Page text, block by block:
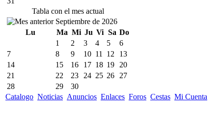
Tabla con el mes actual
Septiembre de 2026
Lu
Ma Mi Ju Vi Sa Do
1
2 3 4 5
6
7
8 9 10 11 12
13
14
15 16 17 18 19
20
21
22 23 24 25 26
27
28
29
30
Catalogo Noticias Anuncios Enlaces Foros Cestas Mi Cuenta